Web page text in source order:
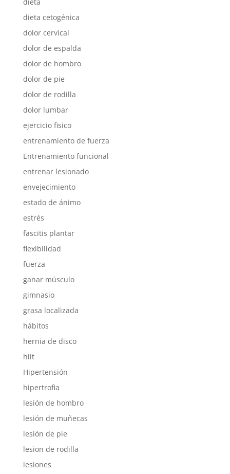
dieta cetogénica
dolor cervical
dolor de espalda
dolor de hombro
dolor de pie
dolor de rodilla
dolor lumbar
ejercicio fisico
entrenamiento de fuerza
Entrenamiento funcional
entrenar lesionado
envejecimiento
estado de ánimo
estrés
fascitis plantar
flexibilidad
fuerza
ganar músculo
gimnasio
grasa localizada
hábitos
hernia de disco
hiit
Hipertensión
hipertrofia
lesión de hombro
lesión de muñecas
lesión de pie
lesion de rodilla
lesiones